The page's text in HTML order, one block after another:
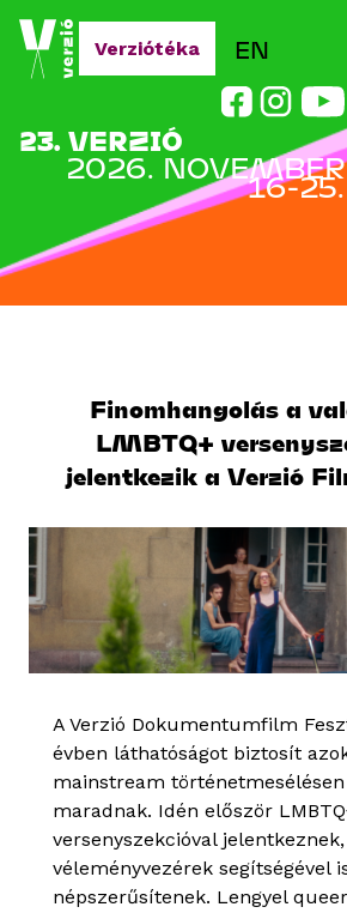
Jump to
EN
23. VERZIÓ
2026. NOVEMBER
16-25.
Verziótéka
Finomhangolás a
LMBTQ+
jelentkezik a Verzió
A Verzió Dokumentumfilm
évben láthatóságot biztosít
mainstream
maradnak. Idén először
versenyszekcióval
véleményvezérek segítségével
népszerűsítenek. Lengyel